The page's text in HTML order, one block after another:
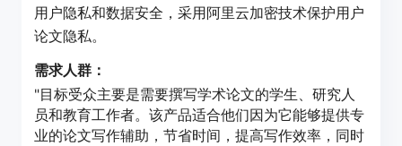
用户隐私和数据安全，采用阿里云加密技术保护用户
论文隐私。
需求人群：
"目标受众主要是需要撰写学术论文的学生、研究人
员和教育工作者。该产品适合他们因为它能够提供专
业的论文写作辅助，节省时间，提高写作效率，同时